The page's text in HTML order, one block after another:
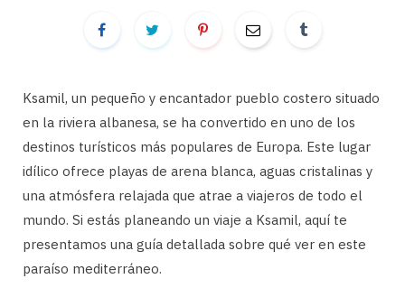
Ksamil, un pequeño y encantador pueblo costero situado
en la riviera albanesa, se ha convertido en uno de los
destinos turísticos más populares de Europa. Este lugar
idílico ofrece playas de arena blanca, aguas cristalinas y
una atmósfera relajada que atrae a viajeros de todo el
mundo. Si estás planeando un viaje a Ksamil, aquí te
presentamos una guía detallada sobre qué ver en este
paraíso mediterráneo.